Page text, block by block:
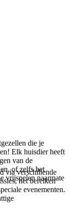
die je
Elk huisdier heeft
van de
of zelfs het
vrijspelen naarmate
via verschillende
het bereiken
evenementen.